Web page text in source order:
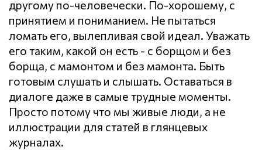
другому по-человечески. По-хорошему, с
принятием и пониманием. Не пытаться
ломать его, вылепливая свой идеал. Уважать
его таким, какой он есть - с борщом и без
борща, с мамонтом и без мамонта. Быть
готовым слушать и слышать. Оставаться в
диалоге даже в самые трудные моменты.
Просто потому что мы живые люди, а не
иллюстрации для статей в глянцевых
журналах.